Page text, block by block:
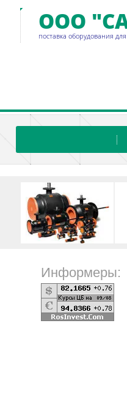
ООО
поставка оборудования
Информеры: